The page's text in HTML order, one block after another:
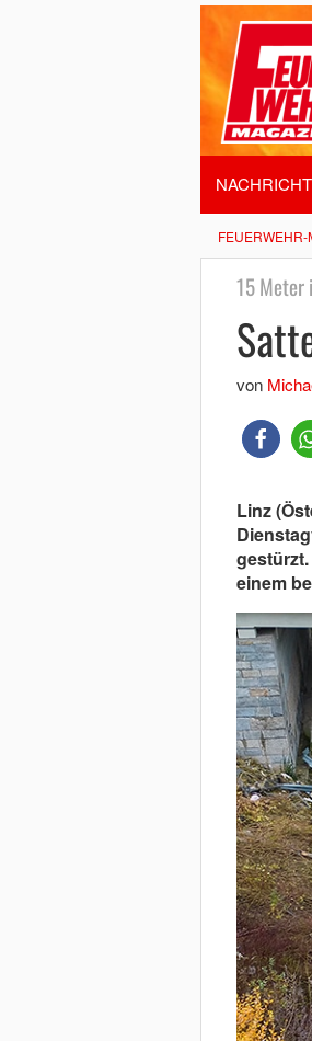
FEUERWEHR-
15 Meter
von
Linz
einem